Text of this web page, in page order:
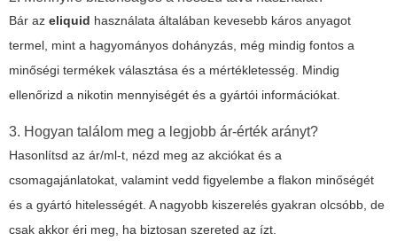
Bár az eliquid használata általában kevesebb káros anyagot
termel, mint a hagyományos dohányzás, még mindig fontos a
minőségi termékek választása és a mértékletesség. Mindig
ellenőrizd a nikotin mennyiségét és a gyártói információkat.
3. Hogyan találom meg a legjobb ár-érték arányt?
Hasonlítsd az ár/ml-t, nézd meg az akciókat és a
csomagajánlatokat, valamint vedd figyelembe a flakon minőségét
és a gyártó hitelességét. A nagyobb kiszerelés gyakran olcsóbb, de
csak akkor éri meg, ha biztosan szereted az ízt.